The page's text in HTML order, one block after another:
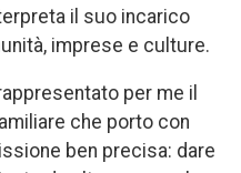
il suo incarico
imprese e culture.
per me il
che porto con
ben precisa: dare